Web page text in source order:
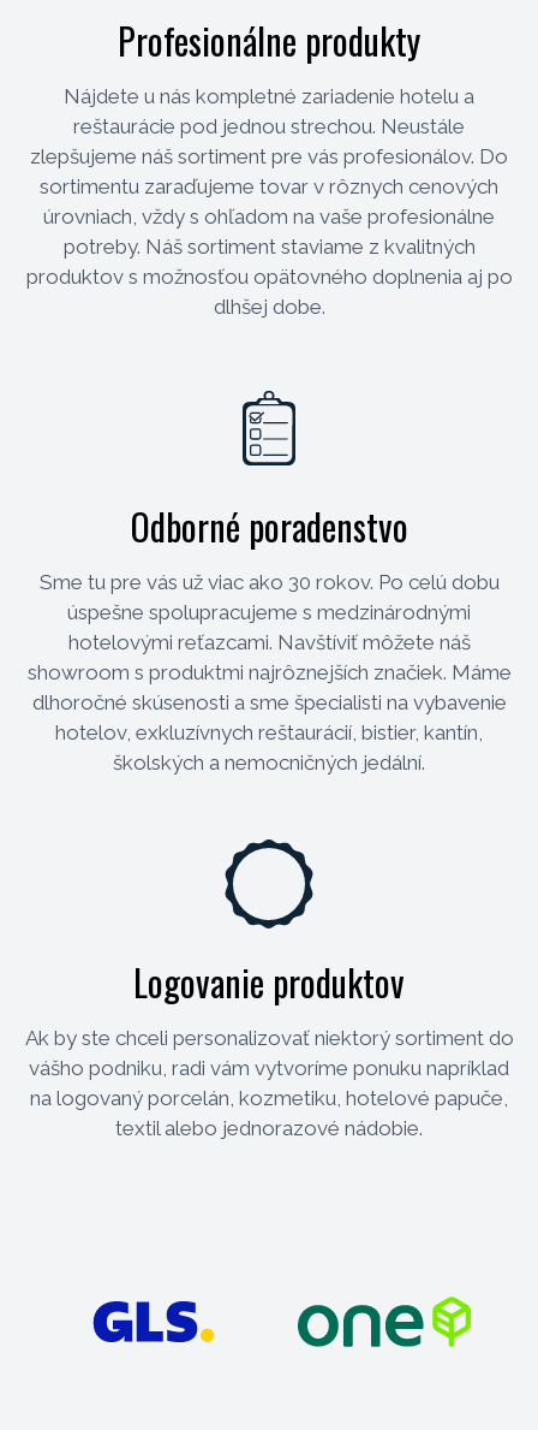
Profesionálne produkty
Nájdete u nás kompletné zariadenie hotelu a
reštaurácie pod jednou strechou. Neustále
zlepšujeme náš sortiment pre vás profesionálov. Do
sortimentu zaraďujeme tovar v rôznych cenových
úrovniach, vždy s ohľadom na vaše profesionálne
potreby. Náš sortiment staviame z kvalitných
produktov s možnosťou opätovného doplnenia aj po
dlhšej dobe.
Odborné poradenstvo
Sme tu pre vás už viac ako 30 rokov. Po celú dobu
úspešne spolupracujeme s medzinárodnými
hotelovými reťazcami. Navštíviť môžete náš
showroom s produktmi najrôznejších značiek. Máme
dlhoročné skúsenosti a sme špecialisti na vybavenie
hotelov, exkluzívnych reštaurácií, bistier, kantín,
školských a nemocničných jedální.
Logovanie produktov
Ak by ste chceli personalizovať niektorý sortiment do
vášho podniku, radi vám vytvoríme ponuku napríklad
na logovaný porcelán, kozmetiku, hotelové papuče,
textil alebo jednorazové nádobie.